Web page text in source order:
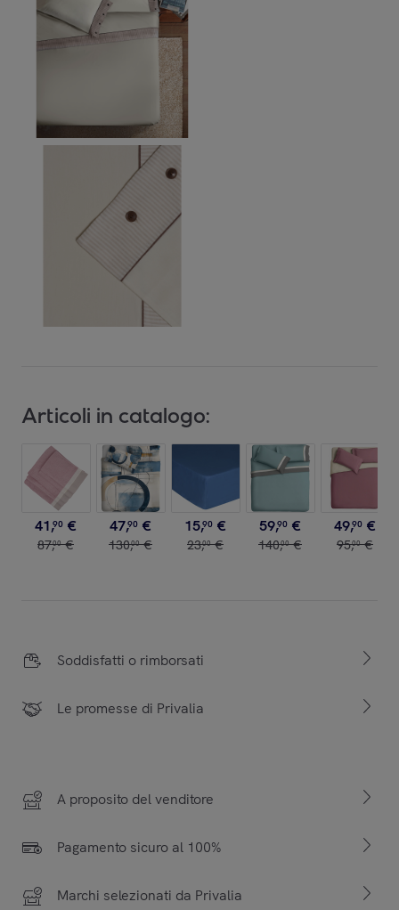
Articoli in catalogo:
41,90 €
87,00 €
47,90 €
130,00 €
15,90 €
23,00 €
59,90 €
140,00 €
49,90 €
95,00 €
Soddisfatti o rimborsati
Le promesse di Privalia
A proposito del venditore
Pagamento sicuro al 100%
Marchi selezionati da Privalia